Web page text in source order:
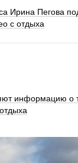
Ирина Пегова
с отдыха
информацию о